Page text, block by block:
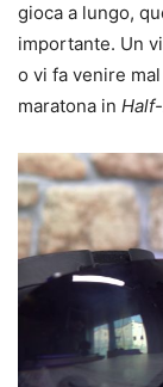
gioca a lungo,
importante. Un
o vi fa venire
maratona in